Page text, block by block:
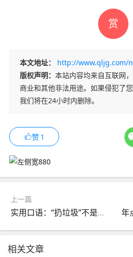
赏
本文地址：
http://www.qljg.com/
版权声明： 本站内容均来自互联网
商业和其他非法用途。如果侵犯了
我们将在24小时内删除。
赞 1
上一篇
实用口语：“扔垃圾”不是throw rubbish！
相关文章